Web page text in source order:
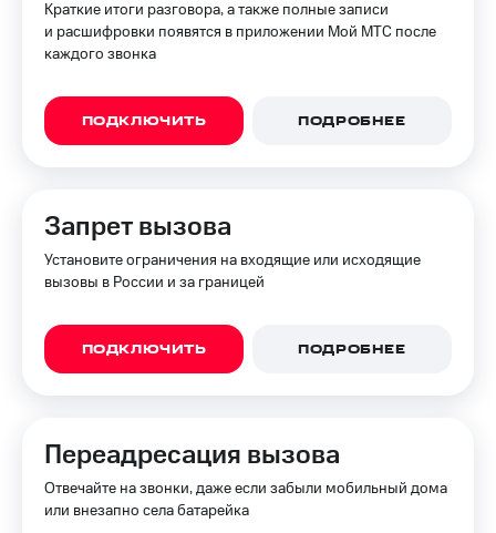
Пополнить
номер
МТС
Настройки
автоплатежа
оператора
Оплата
интернета
ТВ
Переводы
МТС Pay
Оплата
Краткие итоги разговора, а также полные записи
и расшифровки появятся в приложении Мой МТС после
каждого звонка
ПОДКЛЮЧИТЬ ПОДРОБНЕЕ
Запрет вызова
Установите ограничения на входящие или исходящие
вызовы в России и за границей
ПОДКЛЮЧИТЬ ПОДРОБНЕЕ
Переадресация вызова
Отвечайте на звонки, даже если забыли мобильный дома
или внезапно села батарейка